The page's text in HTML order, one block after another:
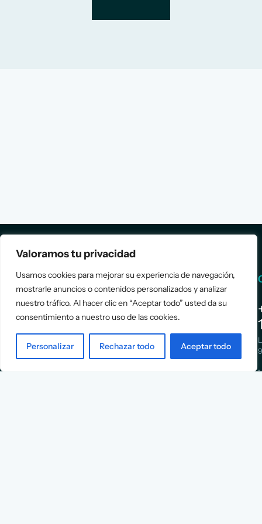
Valoramos tu privacidad
Usamos cookies para mejorar su experiencia de navegación,
mostrarle anuncios o contenidos personalizados y analizar
nuestro tráfico. Al hacer clic en “Aceptar todo” usted da su
consentimiento a nuestro uso de las cookies.
Personalizar Rechazar todo Aceptar todo
Asociación
Services
Assessment
Strategy
Implementation
Info
About Us
Cases
Blog